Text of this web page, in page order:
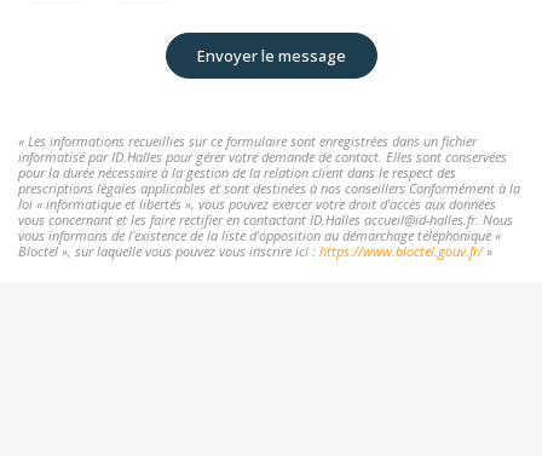
Envoyer le message
« Les informations recueillies sur ce formulaire sont enregistrées dans un fichier
informatisé par ID.Halles pour gérer votre demande de contact. Elles sont conservées
pour la durée nécessaire à la gestion de la relation client dans le respect des
prescriptions légales applicables et sont destinées à nos conseillers Conformément à la
loi « informatique et libertés », vous pouvez exercer votre droit d'accès aux données
vous concernant et les faire rectifier en contactant ID.Halles accueil@id-halles.fr. Nous
vous informons de l'existence de la liste d'opposition au démarchage téléphonique «
Bloctel », sur laquelle vous pouvez vous inscrire ici : https://www.bloctel.gouv.fr/»